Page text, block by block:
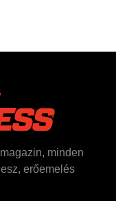
minden
erőemelés